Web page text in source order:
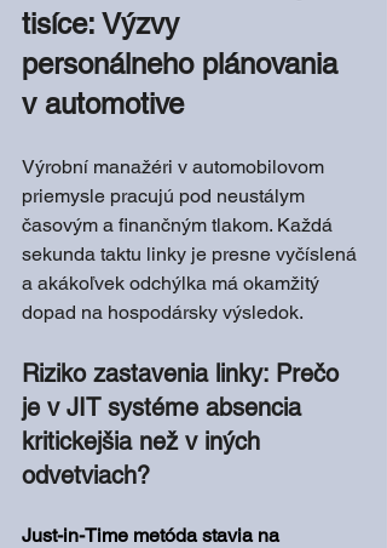
tisíce: Výzvy
personálneho plánovania
v automotive
Výrobní manažéri v automobilovom
priemysle pracujú pod neustálym
časovým a finančným tlakom. Každá
sekunda taktu linky je presne vyčíslená
a akákoľvek odchýlka má okamžitý
dopad na hospodársky výsledok.
Riziko zastavenia linky: Prečo
je v JIT systéme absencia
kritickejšia než v iných
odvetviach?
Just-in-Time metóda stavia na